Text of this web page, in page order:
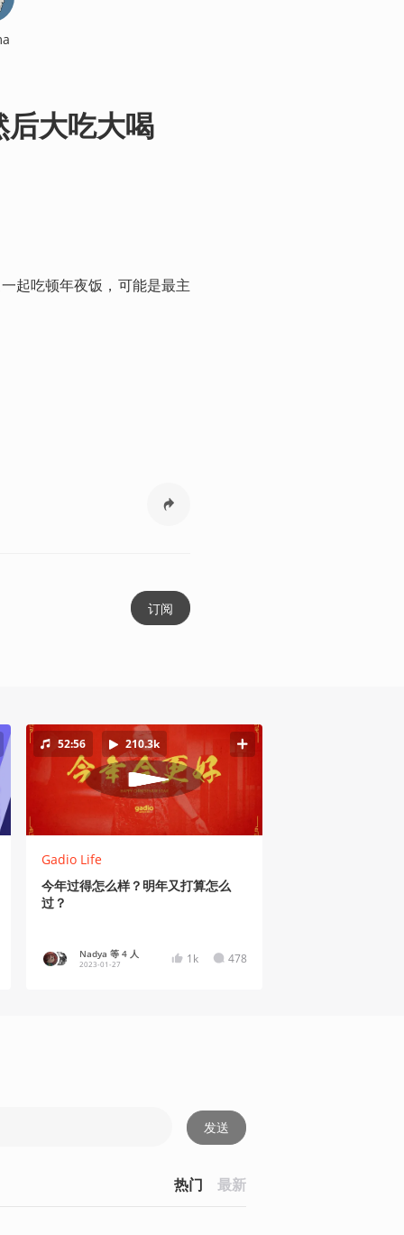
大吃大喝
起吃顿年夜饭，可能是最主
订阅
52:56 210.3k
Gadio Life
今年过得怎么样？明年又打算怎么
过？
Nadya 等 4 人
2023-01-27 1k 478
发送
热门 最新